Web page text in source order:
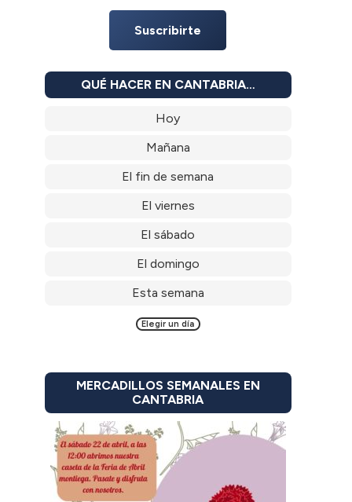
Suscribirte
QUÉ HACER EN CANTABRIA…
Hoy
Mañana
El fin de semana
El viernes
El sábado
El domingo
Esta semana
Elegir un día
MERCADILLOS SEMANALES EN
CANTABRIA